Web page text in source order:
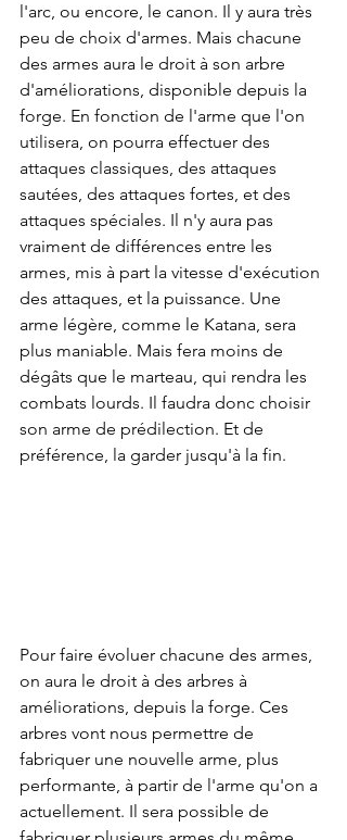
l'arc, ou encore, le canon. Il y aura très
peu de choix d'armes. Mais chacune
des armes aura le droit à son arbre
d'améliorations, disponible depuis la
forge. En fonction de l'arme que l'on
utilisera, on pourra effectuer des
attaques classiques, des attaques
sautées, des attaques fortes, et des
attaques spéciales. Il n'y aura pas
vraiment de différences entre les
armes, mis à part la vitesse d'exécution
des attaques, et la puissance. Une
arme légère, comme le Katana, sera
plus maniable. Mais fera moins de
dégâts que le marteau, qui rendra les
combats lourds. Il faudra donc choisir
son arme de prédilection. Et de
préférence, la garder jusqu'à la fin.
Pour faire évoluer chacune des armes,
on aura le droit à des arbres à
améliorations, depuis la forge. Ces
arbres vont nous permettre de
fabriquer une nouvelle arme, plus
performante, à partir de l'arme qu'on a
actuellement. Il sera possible de